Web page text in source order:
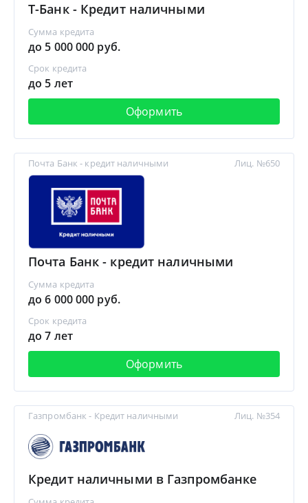
Т-Банк - Кредит наличными
Сумма кредита
до 5 000 000 руб.
Срок кредита
до 5 лет
Оформить
Почта Банк - кредит наличными
Почта Банк - кредит наличными
Сумма кредита
до 6 000 000 руб.
Срок кредита
до 7 лет
Оформить
Лиц. №650
Газпромбанк - Кредит наличными
Кредит наличными в Газпромбанке
Лиц. №354